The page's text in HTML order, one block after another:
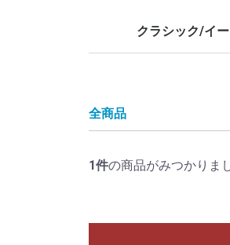
LP/
7inch
クラシック/イ
全商品
1件の商品がみつかりま